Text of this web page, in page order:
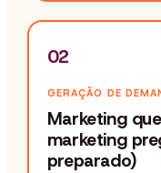
02
GERAÇÃO DE
Marketing
marketing
preparado)